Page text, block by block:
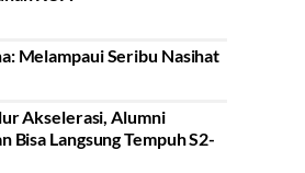
Melampaui Seribu Nasihat
Akselerasi, Alumni
Bisa Langsung Tempuh S2-